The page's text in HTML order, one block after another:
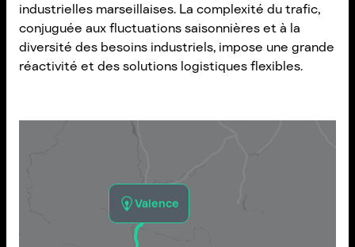
industrielles marseillaises. La complexité du trafic,
conjuguée aux fluctuations saisonnières et à la
diversité des besoins industriels, impose une grande
réactivité et des solutions logistiques flexibles.
Valence